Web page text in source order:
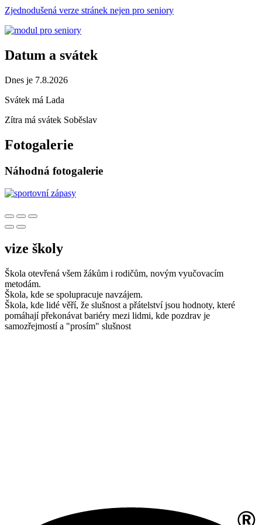
Zjednodušená verze stránek nejen pro seniory
Datum a svátek
Dnes je 7.8.2026
Svátek má Lada
Zítra má svátek Soběslav
Fotogalerie
Náhodná fotogalerie
vize školy
Škola otevřená všem žákům i rodičům, novým vyučovacím
metodám.
Škola, kde se spolupracuje navzájem.
Škola, kde lidé věří, že slušnost a přátelství jsou hodnoty, které
pomáhají překonávat bariéry mezi lidmi, kde pozdrav je
samozřejmostí a "prosím" slušnost